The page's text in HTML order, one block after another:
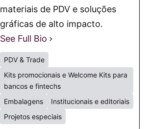
materiais de PDV e soluções
gráficas de alto impacto.
See Full Bio
PDV & Trade
Kits promocionais e Welcome Kits para
bancos e fintechs
Embalagens
Institucionais e editoriais
Projetos especiais